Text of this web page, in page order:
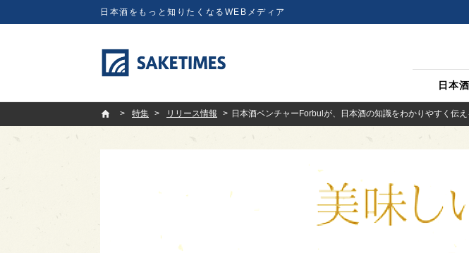
日本酒をもっと知りたくなるWEBメディア
日本
SAKETIMES
特集
リリース情報 日本酒ベンチャーForbulが、日本酒の知識をわかりやすく伝